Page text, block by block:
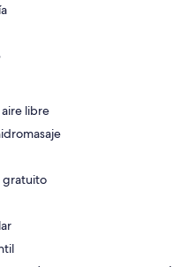
aire libre
gratuito